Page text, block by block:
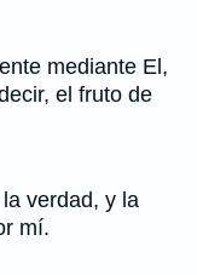
mediante El,
el fruto de
verdad, y la
mí.